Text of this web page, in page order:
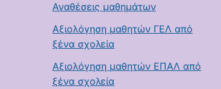
Αναθέσεις μαθημάτων
Αξιολόγηση μαθητών ΓΕΛ από
ξένα σχολεία
Αξιολόγηση μαθητών ΕΠΑΛ από
ξένα σχολεία